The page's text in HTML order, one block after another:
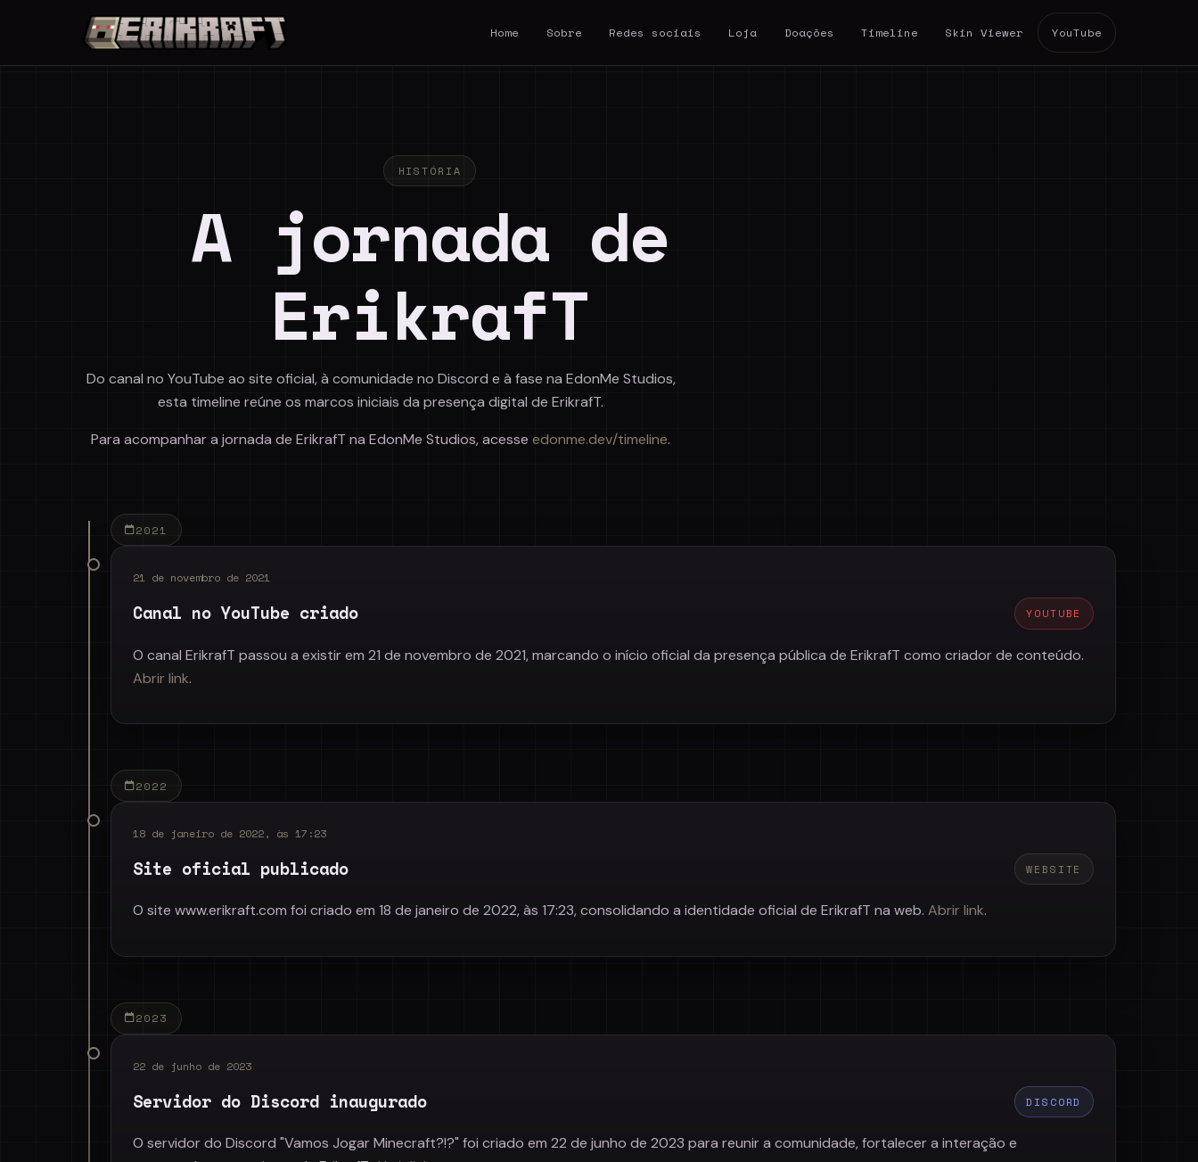
Home Sobre Redes sociais Loja Doações Timeline Skin Viewer YouTube
HISTÓRIA
A jornada de
ErikrafT
Do canal no YouTube ao site oficial, à comunidade no Discord e à fase na EdonMe Studios,
esta timeline reúne os marcos iniciais da presença digital de ErikrafT.
Para acompanhar a jornada de ErikrafT na EdonMe Studios, acesse edonme.dev/timeline.
2021
21 de novembro de 2021
Canal no YouTube criado YOUTUBE
O canal ErikrafT passou a existir em 21 de novembro de 2021, marcando o início oficial da presença pública de ErikrafT como criador de conteúdo.
Abrir link.
2022
18 de janeiro de 2022, às 17:23
Site oficial publicado WEBSITE
O site www.erikraft.com foi criado em 18 de janeiro de 2022, às 17:23, consolidando a identidade oficial de ErikrafT na web. Abrir link.
2023
22 de junho de 2023
Servidor do Discord inaugurado DISCORD
O servidor do Discord "Vamos Jogar Minecraft?!?" foi criado em 22 de junho de 2023 para reunir a comunidade, fortalecer a interação e